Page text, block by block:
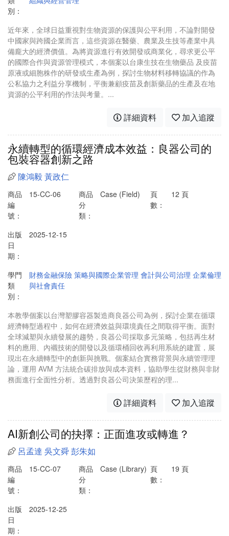
別：
近年來，全球日益重視對生物資源的保護與公平利用，不論對開發
中國家與跨國企業而言，這些資源在醫藥、農業及生技等產業中具
備龐大的經濟價值。為將資源進行有效開發或商業化，尋求更公平
的國際合作與資源管理模式，本個案以台康生技在生物藥品 及疫苗
原液或細胞株作的研發或生產為例，探討生物材料移轉協議的作為
公私協力之利益分享機制，平衡兼顧疫苗及創新藥品的生產及在地
資源的公平利用的作法與考量。...
詳細資料 加入追蹤
永續轉型的循環經濟成本效益：良器公司的
包裝容器創新之路
陳鴻毅黃政仁
商品
編
號：
15-CC-06
商品
分
類：
Case (Field)
頁
數：
12 頁
出版
日
期：
2025-12-15
學門
類
別：
財務金融保險 策略與國際企業管理 會計與公司治理 企業倫理
與社會責任
本教學個案以台灣塑膠容器製造商良器公司為例，探討企業在循環
經濟轉型過程中，如何在經濟效益與環境責任之間取得平衡。面對
全球減塑與永續發展的趨勢，良器公司採取多元策略，包括再生材
料的應用、內襯技術的開發以及循環桶回收再利用系統的建置，展
現出在永續轉型中的創新與挑戰。個案結合實務背景與永續管理理
論，運用 AVM 方法統合碳排放與成本資料，協助學生從財務與非財
務面進行全面性分析。透過對良器公司決策歷程的理...
詳細資料 加入追蹤
AI新創公司的抉擇：正面進攻或轉進？
呂孟達 吳文舜 彭朱如
商品
編
號：
15-CC-07
商品
分
類：
Case (Library) 頁
數：
19 頁
出版
日
期：
2025-12-25